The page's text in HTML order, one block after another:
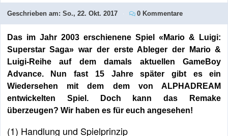
Geschrieben am: So., 22. Okt. 2017 0 Kommentare
Das im Jahr 2003 erschienene Spiel «Mario & Luigi:
Superstar Saga» war der erste Ableger der Mario &
Luigi-Reihe auf dem damals aktuellen GameBoy
Advance. Nun fast 15 Jahre später gibt es ein
Wiedersehen mit dem dem von ALPHADREAM
entwickelten Spiel. Doch kann das Remake
überzeugen? Wir haben es für euch angesehen!
(1) Handlung und Spielprinzip